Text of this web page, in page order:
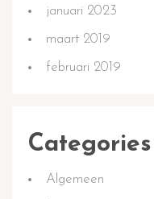
januari 2023
maart 2019
februari 2019
Categories
Algemeen